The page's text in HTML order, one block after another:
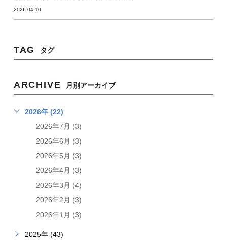
2026.04.10
TAG タグ
ARCHIVE 月別アーカイブ
2026年 (22)
2026年7月 (3)
2026年6月 (3)
2026年5月 (3)
2026年4月 (3)
2026年3月 (4)
2026年2月 (3)
2026年1月 (3)
2025年 (43)